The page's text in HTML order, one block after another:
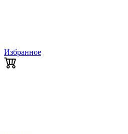
Избранное